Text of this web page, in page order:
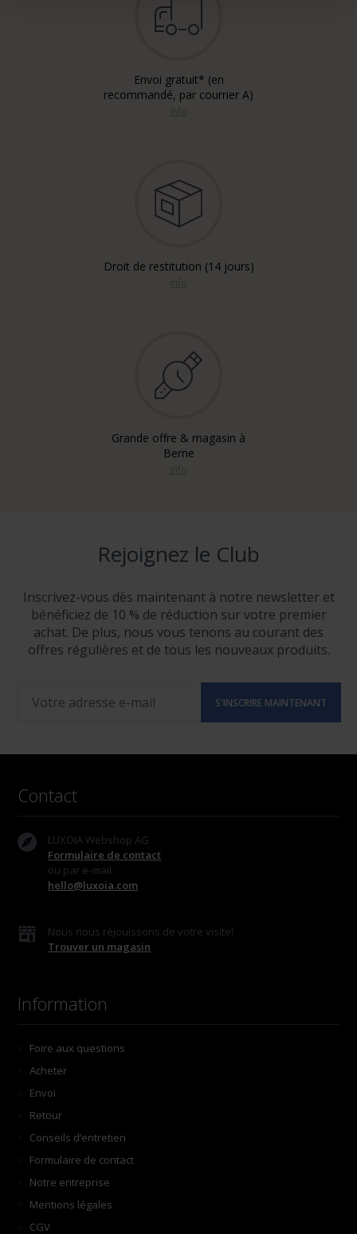
Envoi gratuit* (en
recommandé, par courrier A)
Droit de restitution (14 jours)
Grande offre & magasin à
Berne
Rejoignez le Club
Inscrivez-vous dès maintenant à notre newsletter et
bénéficiez de 10 % de réduction sur votre premier
achat. De plus, nous vous tenons au courant des
offres régulières et de tous les nouveaux produits.
Contact
LUXOIA Webshop AG
Formulaire de contact
ou par e-mail
hello@luxoia.com
Nous nous réjouissons de votre visite!
Trouver un magasin
Information
Foire aux questions
Acheter
Envoi
Retour
Conseils d’entretien
Formulaire de contact
Notre entreprise
Mentions légales
CGV